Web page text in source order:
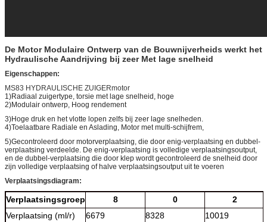
De Motor Modulaire Ontwerp van de Bouwnijverheids werkt het
Hydraulische Aandrijving bij zeer Met lage snelheid
Eigenschappen:
MS83 HYDRAULISCHE ZUIGERmotor
1)Radiaal zuigertype, torsie met lage snelheid, hoge
2)Modulair ontwerp, Hoog rendement
3)Hoge druk en het vlotte lopen zelfs bij zeer lage snelheden.
4)Toelaatbare Radiale en Aslading, Motor met multi-schijfrem,
5)Gecontroleerd door motorverplaatsing, die door enig-verplaatsing en dubbel-
verplaatsing verdeelde. De enig-verplaatsing is volledige verplaatsingsoutput,
en de dubbel-verplaatsing die door klep wordt gecontroleerd de snelheid door
zijn volledige verplaatsing of halve verplaatsingsoutput uit te voeren
Verplaatsingsdiagram:
Verplaatsingsgroep 8 0
2
Verplaatsing (ml/r)
6679 8328 10019